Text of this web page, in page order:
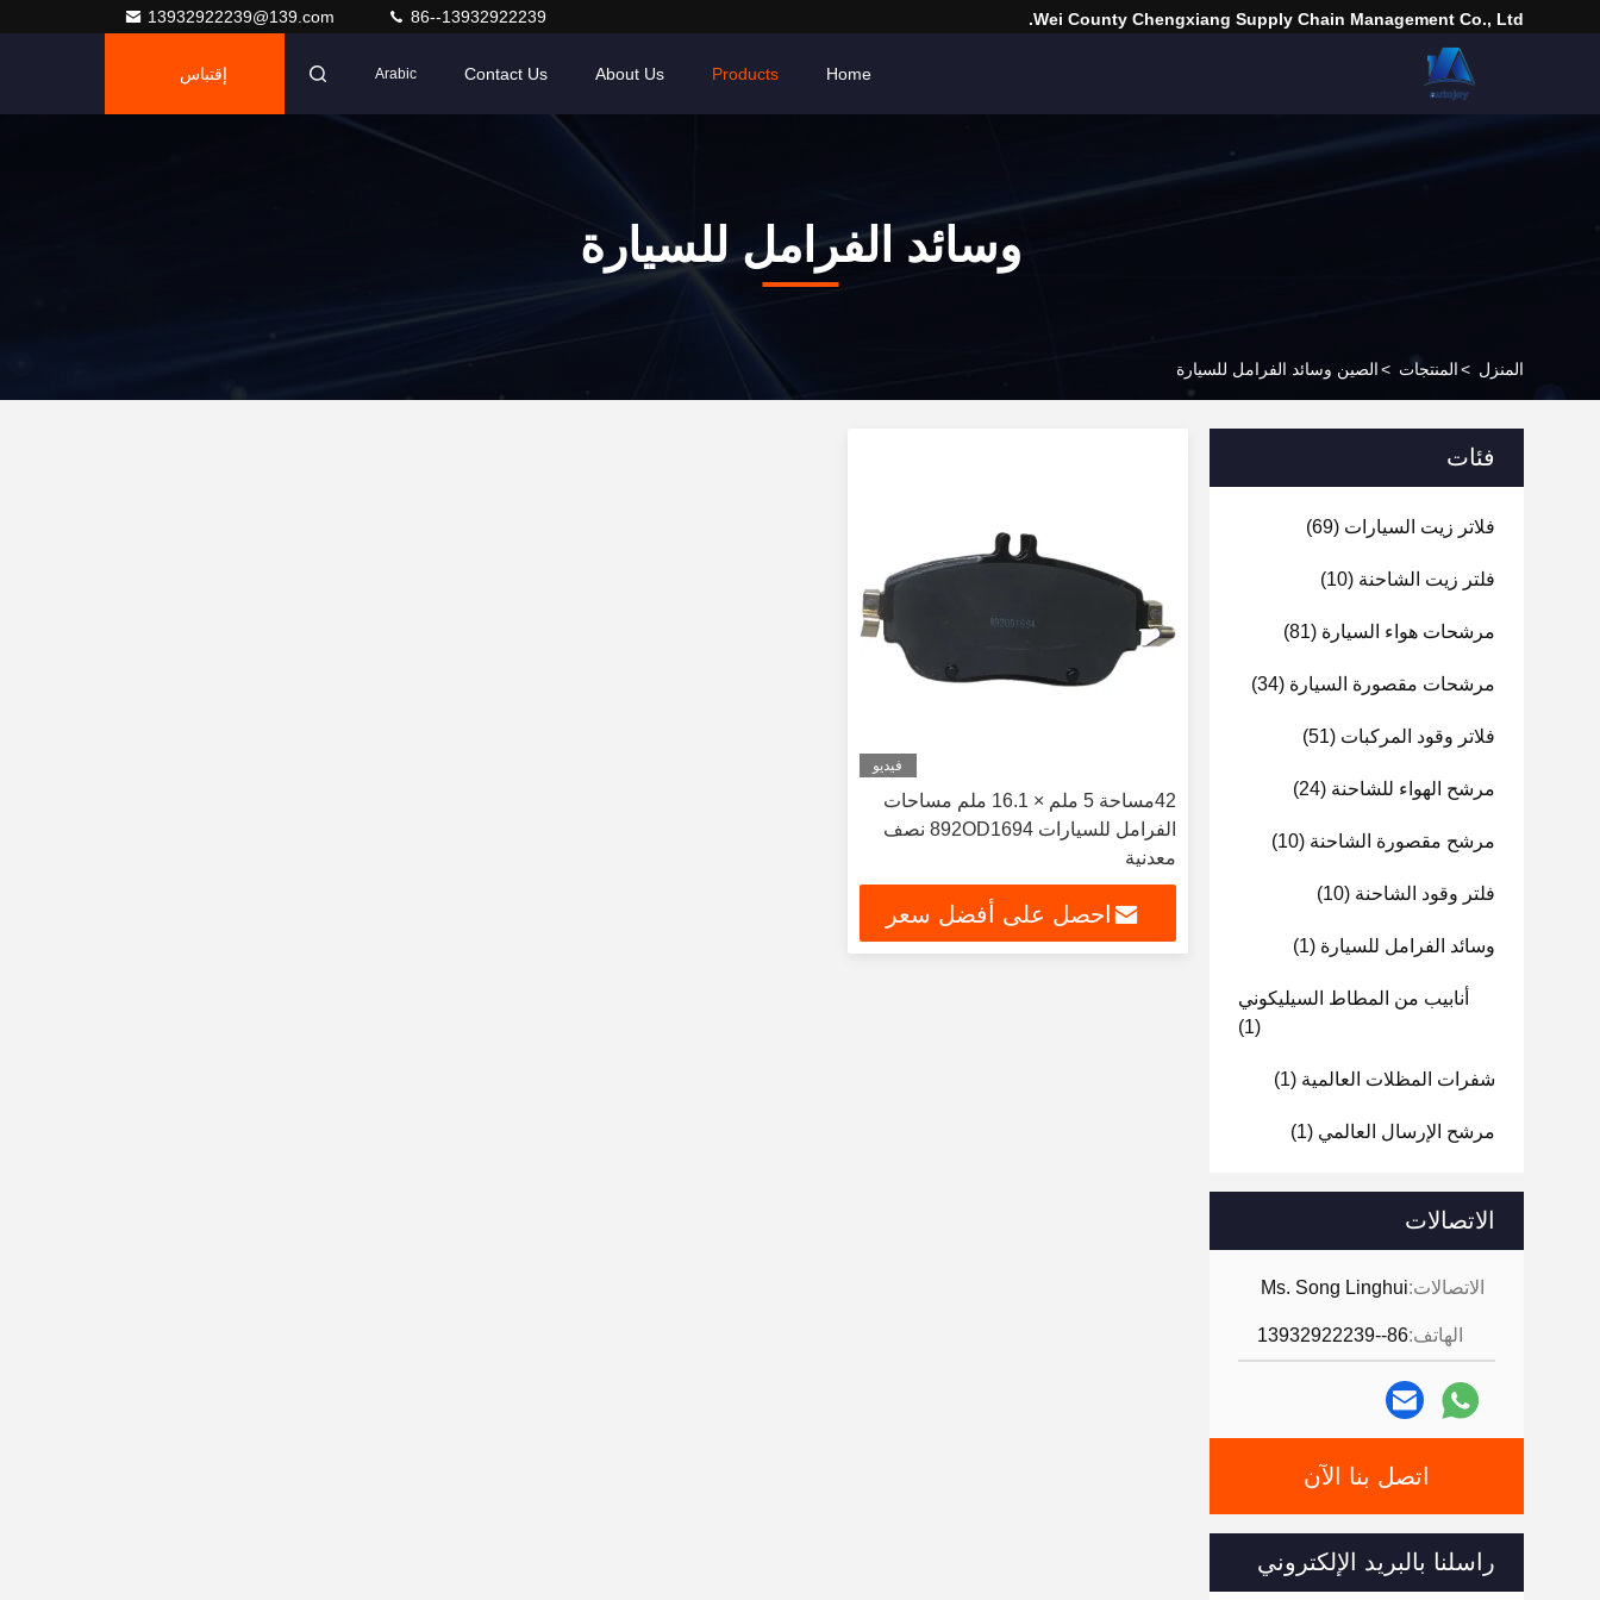
Wei County Chengxiang Supply Chain Management Co., Ltd.
13932922239@139.com 86--13932922239
Home
Products
About Us
Contact Us
Arabic إقتباس
وسائد الفرامل للسيارة
المنزل >المنتجات >الصين وسائد الفرامل للسيارة
فئات
فلاتر زيت السيارات (69)
فلتر زيت الشاحنة (10)
مرشحات هواء السيارة (81)
مرشحات مقصورة السيارة (34)
فلاتر وقود المركبات (51)
مرشح الهواء للشاحنة (24)
مرشح مقصورة الشاحنة (10)
فلتر وقود الشاحنة (10)
وسائد الفرامل للسيارة (1)
أنابيب من المطاط السيليكوني
(1)
شفرات المظلات العالمية (1)
مرشح الإرسال العالمي (1)
الاتصالات
الاتصالات:Ms. Song Linghui
الهاتف:86--13932922239
اتصل بنا الآن
راسلنا بالبريد الإلكتروني
فيديو
42مساحة 5 ملم × 16.1 ملم مساحات
الفرامل للسيارات 892OD1694 نصف
معدنية
احصل على أفضل سعر